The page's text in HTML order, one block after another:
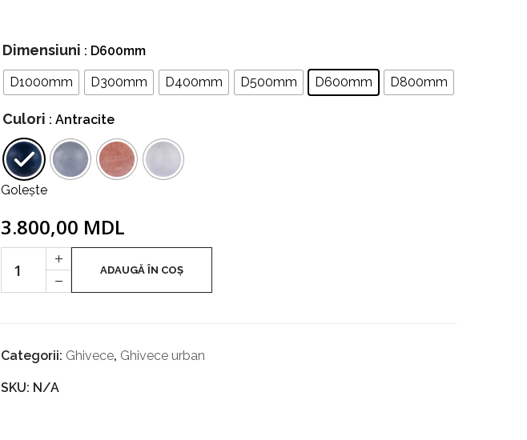
Dimensiuni : D600mm
D1000mm D300mm D400mm D500mm D600mm D800mm
Culori : Antracite
Golește
3.800,00 MDL
Luno
+
-
ADAUGĂ ÎN COȘ
Categorii: Ghivece, Ghivece urban
SKU: N/A